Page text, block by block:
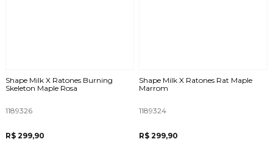
Shape Milk X Ratones Burning
Skeleton Maple Rosa
1189326
R$ 299,90
Shape Milk X Ratones Rat Maple
Marrom
1189324
R$ 299,90